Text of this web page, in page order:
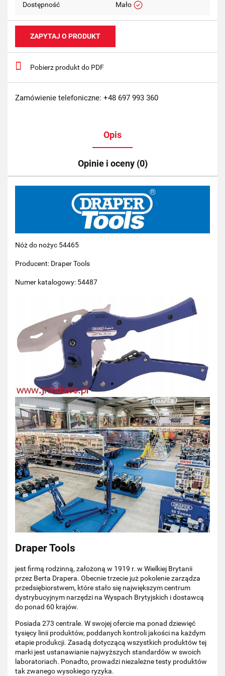
Dostępność Mało
ZAPYTAJ O PRODUKT
Pobierz produkt do PDF
Zamówienie telefoniczne: +48 697 993 360
Opis
Opinie i oceny (0)
Nóż do nożyc 54465
Producent: Draper Tools
Numer katalogowy: 54487
Draper Tools
jest firmą rodzinną, założoną w 1919 r. w Wielkiej Brytanii
przez Berta Drapera. Obecnie trzecie już pokolenie zarządza
przedsiębiorstwem, które stało się największym centrum
dystrybucyjnym narzędzi na Wyspach Brytyjskich i dostawcą
do ponad 60 krajów.
Posiada 273 centrale. W swojej ofercie ma ponad dziewięć
tysięcy linii produktów, poddanych kontroli jakości na każdym
etapie produkcji. Zasadą dotyczącą wszystkich produktów tej
marki jest ustanawianie najwyższych standardów w swoich
laboratoriach. Ponadto, prowadzi niezależne testy produktów
tak zwanego wysokiego ryzyka.